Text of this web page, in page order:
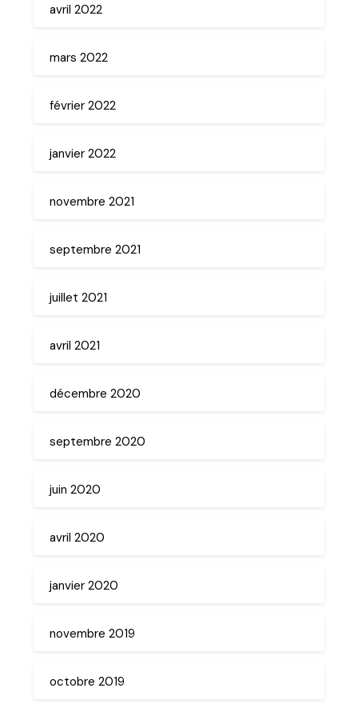
avril 2022
mars 2022
février 2022
janvier 2022
novembre 2021
septembre 2021
juillet 2021
avril 2021
décembre 2020
septembre 2020
juin 2020
avril 2020
janvier 2020
novembre 2019
octobre 2019